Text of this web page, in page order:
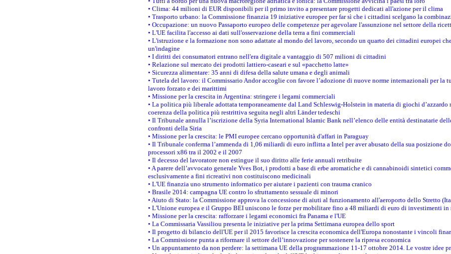
• Clima: 44 milioni di EUR disponibili per il primo invito a presentare progetti dedicati all'azione per il clima
• Trasporto urbano: la Commissione finanzia 19 iniziative europee per far sì che i cittadini scelgano la
• Occupazione: un nuovo Passaporto europeo delle competenze per agevolare l'assunzione nel settore della
• L'UE facilita l'accesso ai dati sull'osservazione della terra a fini commerciali
• L'istruzione e la formazione non sono adattate al mondo del lavoro, secondo un quarto dei cittadini europei
un'indagine
• I diritti dei consumatori entrano nell'era digitale a vantaggio di 507 milioni di cittadini
• Relazione sul mercato dei prodotti lattiero-caseari e sul «pacchetto latte»
• Sicurezza alimentare: 35 anni di difesa della salute umana e degli animali
• Tutela del lavoro: il Commissario Andor accoglie con favore l’adozione di nuove norme internazionali per la
lavoro forzato e dei marittimi
• Missione per la crescita in Argentina: stringere i legami commerciali
• La politica più liberale adottata temporaneamente dal Land Schleswig-Holstein in materia di giochi d’azzardo
coerenza della politica più restrittiva seguita negli altri Länder tedeschi
• Il Tribunale annulla l’iscrizione della Syria International Islamic Bank nell’elenco delle entità destinatarie
confronti della Siria
• Missione per la crescita: le PMI europee cercano opportunità d'affari in Paraguay
• Il Tribunale conferma l’ammenda di 1,06 miliardi di euro inflitta a Intel per aver abusato della sua posizione
processori x86 tra il 2002 e il 2007
• Il decesso del lavoratore non estingue il suo diritto alle ferie annuali retribuite
• A parere dell’avvocato generale Yves Bot, i prodotti a base di erbe aromatiche e di cannabinoidi sintetici
esclusivamente a fini ricreativi non costituiscono medicinali
• L'UE finanzia uno strumento informatico per aiutare i pazienti con trauma cranico
• Brasile 2014: campagna UE contro lo sfruttamento sessuale di minori
• Aiuto di Stato: la Commissione approva la concessione di aiuti al funzionamento all'aeroporto dello Stretto
• L'Unione europea e il Gruppo BEI uniscono le forze per mobilitare fino a 48 miliardi di euro di investimenti in
• Missione per la crescita: rafforzare i legami economici fra Panama e l'UE
• La Commissaria Vassiliou presenta le iniziative per la prima Settimana europea dello sport
• Il progetto di bilancio dell'UE per il 2015 favorisce la crescita economica dell'Europa nonostante i vincoli
• La Commissione punta a riformare il settore dell’innovazione per sostenere la ripresa economica
• Un appuntamento da non perdere: la settimana UE della programmazione 11-17 ottobre 2014. Le vostre idee